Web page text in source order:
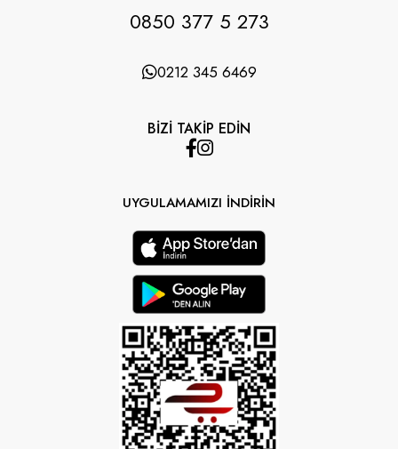
0850 377 5 273
0212 345 6469
BİZİ TAKİP EDİN
UYGULAMAMIZI İNDİRİN